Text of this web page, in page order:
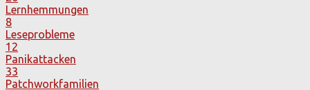
Lernhemmungen
8
Leseprobleme
12
Panikattacken
33
Patchworkfamilien